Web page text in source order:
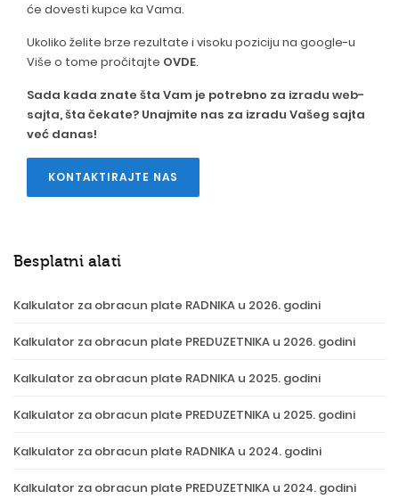
će dovesti kupce ka Vama.
Ukoliko želite brze rezultate i visoku poziciju na google-u
Više o tome pročitajte OVDE.
Sada kada znate šta Vam je potrebno za izradu web-
sajta, šta čekate? Unajmite nas za izradu Vašeg sajta
već danas!
KONTAKTIRAJTE NAS
Besplatni alati
Kalkulator za obracun plate RADNIKA u 2026. godini
Kalkulator za obracun plate PREDUZETNIKA u 2026. godini
Kalkulator za obracun plate RADNIKA u 2025. godini
Kalkulator za obracun plate PREDUZETNIKA u 2025. godini
Kalkulator za obracun plate RADNIKA u 2024. godini
Kalkulator za obracun plate PREDUZETNIKA u 2024. godini